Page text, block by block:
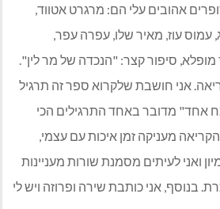
אהובים עלי הם: מרגרט אטווד,
עמוס עוז, מאיר שלו, עפרה עפר,
מופלא, סיפור קצר: "הנכדה של מר לין".
אני חושבת שלקרוא ספר זה תרגיל
אחד" מדובר באחד התרגילים הכי
מעניקה זמן איכות עם עצמי,
ואני לעיתים מסמנת שורות מעניינות
בנוסף, אני כותבת שירה ופרוזה ויש לי